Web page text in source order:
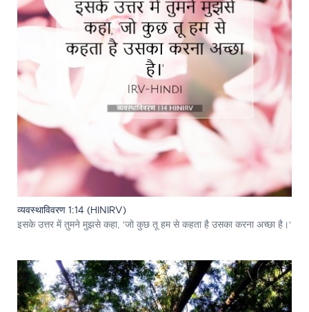
व्यवस्थाविवरण 1:14 (HINIRV)
इसके उत्तर में तुमने मुझसे कहा, 'जो कुछ तू हम से कहता है उसका करना अच्छा है।'